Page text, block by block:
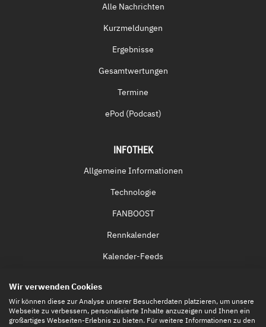
Alle Nachrichten
Kurzmeldungen
Ergebnisse
Gesamtwertungen
Termine
ePod (Podcast)
INFOTHEK
Allgemeine Informationen
Technologie
FANBOOST
Rennkalender
Kalender-Feeds
Eintrittskarten
Wir verwenden Cookies
Wir können diese zur Analyse unserer Besucherdaten platzieren, um unsere
Webseite zu verbessern, personalisierte Inhalte anzuzeigen und Ihnen ein
großartiges Webseiten-Erlebnis zu bieten. Für weitere Informationen zu den